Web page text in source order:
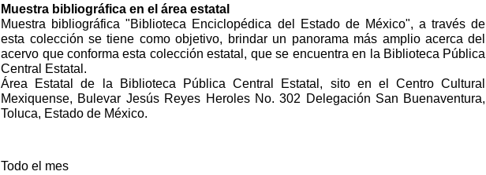
Muestra bibliográfica en el área estatal
Muestra bibliográfica "Biblioteca Enciclopédica del Estado de México", a través de
esta colección se tiene como objetivo, brindar un panorama más amplio acerca del
acervo que conforma esta colección estatal, que se encuentra en la Biblioteca Pública
Central Estatal.
Área Estatal de la Biblioteca Pública Central Estatal, sito en el Centro Cultural
Mexiquense, Bulevar Jesús Reyes Heroles No. 302 Delegación San Buenaventura,
Toluca, Estado de México.
Todo el mes